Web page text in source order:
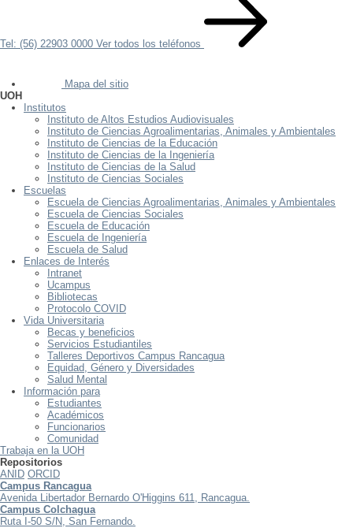
Tel: (56) 22903 0000 Ver todos los teléfonos
Mapa del sitio
UOH
Institutos
Instituto de Altos Estudios Audiovisuales
Instituto de Ciencias Agroalimentarias, Animales y Ambientales
Instituto de Ciencias de la Educación
Instituto de Ciencias de la Ingeniería
Instituto de Ciencias de la Salud
Instituto de Ciencias Sociales
Escuelas
Escuela de Ciencias Agroalimentarias, Animales y Ambientales
Escuela de Ciencias Sociales
Escuela de Educación
Escuela de Ingeniería
Escuela de Salud
Enlaces de Interés
Intranet
Ucampus
Bibliotecas
Protocolo COVID
Vida Universitaria
Becas y beneficios
Servicios Estudiantiles
Talleres Deportivos Campus Rancagua
Equidad, Género y Diversidades
Salud Mental
Información para
Estudiantes
Académicos
Funcionarios
Comunidad
Trabaja en la UOH
Repositorios
ANID ORCID
Campus Rancagua
Avenida Libertador Bernardo O'Higgins 611, Rancagua.
Campus Colchagua
Ruta I-50 S/N, San Fernando.